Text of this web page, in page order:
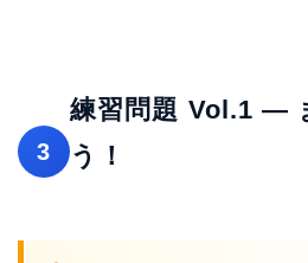
3
練習問題 Vol.1 —
う！